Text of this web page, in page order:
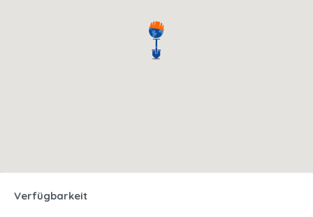
Verfügbarkeit